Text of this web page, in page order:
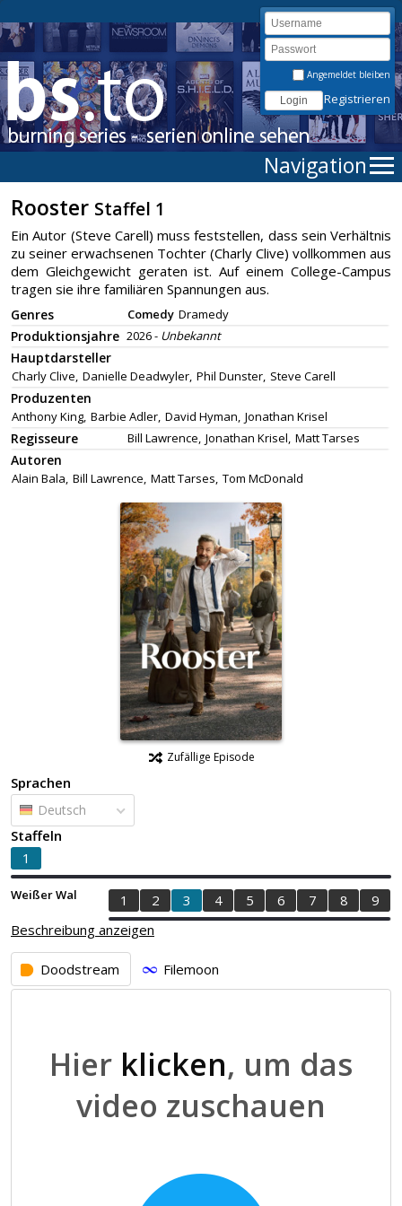
Angemeldet bleiben
Registrieren
Navigation
Rooster Staffel 1
Ein Autor (Steve Carell) muss feststellen, dass sein Verhältnis
zu seiner erwachsenen Tochter (Charly Clive) vollkommen aus
dem Gleichgewicht geraten ist. Auf einem College-Campus
tragen sie ihre familiären Spannungen aus.
Genres Comedy Dramedy
Produktionsjahre 2026 - Unbekannt
Hauptdarsteller
Charly Clive, Danielle Deadwyler, Phil Dunster, Steve Carell
Produzenten
Anthony King, Barbie Adler, David Hyman, Jonathan Krisel
Regisseure Bill Lawrence, Jonathan Krisel, Matt Tarses
Autoren
Alain Bala, Bill Lawrence, Matt Tarses, Tom McDonald
Zufällige Episode
Sprachen
Deutsch
Staffeln
1
Weißer Wal 1 2 3 4 5 6 7 8
9
Beschreibung anzeigen
Doodstream Filemoon
Hier klicken, um das
video zuschauen